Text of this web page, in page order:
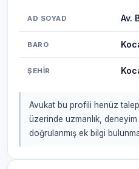
AD SOYAD Av.
BARO
ŞEHIR
Avukat bu profili henüz
üzerinde uzmanlık,
doğrulanmış ek bilgi